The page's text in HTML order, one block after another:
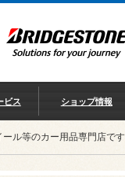
ビス ショップ情報
ル等のカー用品専門店です